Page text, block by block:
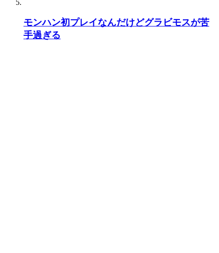
モンハン初プレイなんだけどグラビモスが苦
手過ぎる